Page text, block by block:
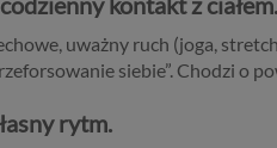
uważny ruch (joga,
siebie”. Chodzi o
rytm.